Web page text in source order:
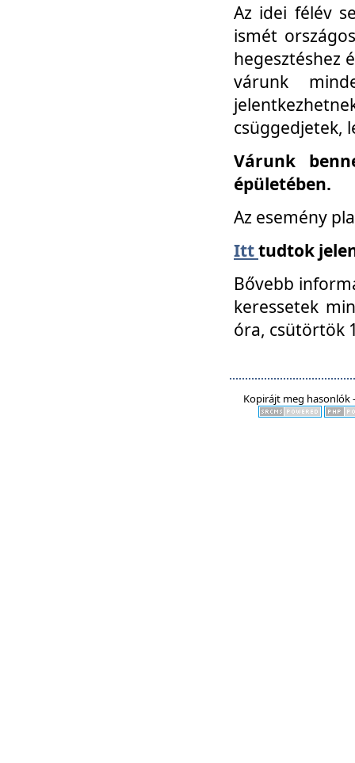
Az idei félév
ismét
hegesztéshez
várunk
csüggedjetek,
Várunk
épületében.
Az esemény
Itttudtok
Bővebb
keressetek
óra, csütörtök
Kopirájt meg hasonlók